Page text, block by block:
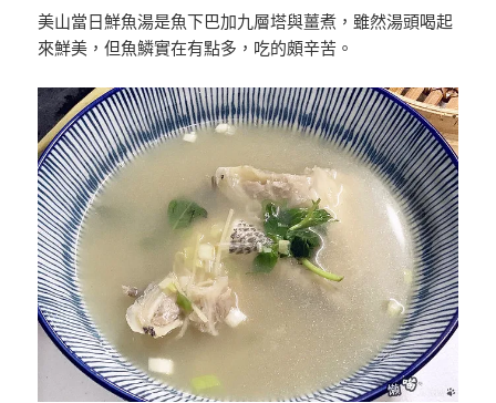
美山當日鮮魚湯是魚下巴加九層塔與薑煮，雖然湯頭喝起
來鮮美，但魚鱗實在有點多，吃的頗辛苦。